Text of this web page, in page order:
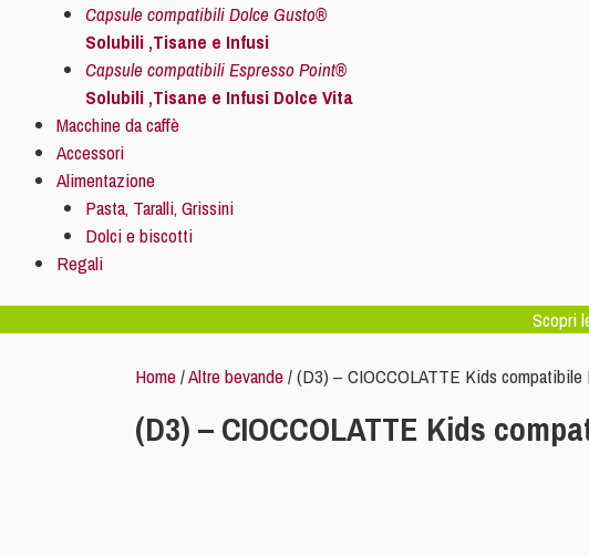
Capsule compatibili Dolce Gusto®
Solubili ,Tisane e Infusi
Capsule compatibili Espresso Point®
Solubili ,Tisane e Infusi Dolce Vita
Macchine da caffè
Accessori
Alimentazione
Pasta, Taralli, Grissini
Dolci e biscotti
Regali
Scopri
Home/Altre bevande/ (D3) – CIOCCOLATTE Kids
(D3) – CIOCCOLATTE Kids